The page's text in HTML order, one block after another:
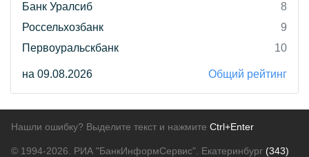
Банк Уралсиб
8
Россельхозбанк
9
Первоуральскбанк
10
на 09.08.2026 Общий рейтинг
Нашли ошибку? Выделите текст и нажмите Ctrl+Enter
© 1994-2026. РИА "БанкИнформСервис". Екатеринбург (343)